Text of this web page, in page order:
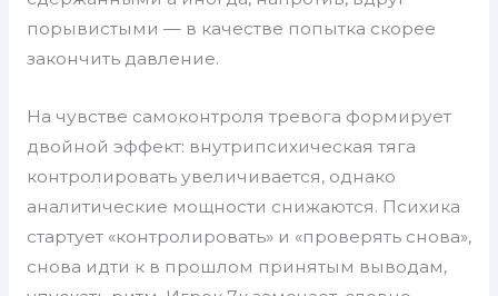
порывистыми — в качестве попытка скорее
закончить давление.
На чувстве самоконтроля тревога формирует
двойной эффект: внутрипсихическая тяга
контролировать увеличивается, однако
аналитические мощности снижаются. Психика
стартует «контролировать» и «проверять снова»,
снова идти к в прошлом принятым выводам,